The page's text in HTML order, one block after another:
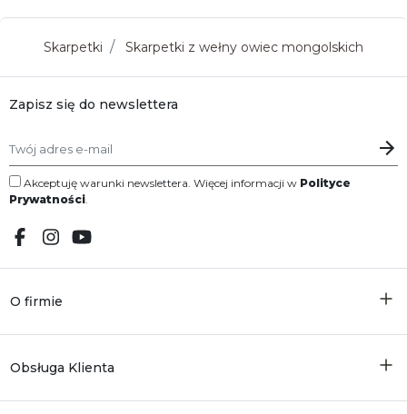
Skarpetki Skarpetki z wełny owiec mongolskich
Zapisz się do newslettera
Akceptuję warunki newslettera. Więcej informacji w Polityce
Prywatności.
O firmie
Obsługa Klienta